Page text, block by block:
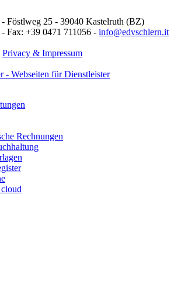
- Föstlweg 25 - 39040 Kastelruth (BZ)
Fax: +39 0471 711056 - info@edvschlern.it
Privacy & Impressum
Rechnungen